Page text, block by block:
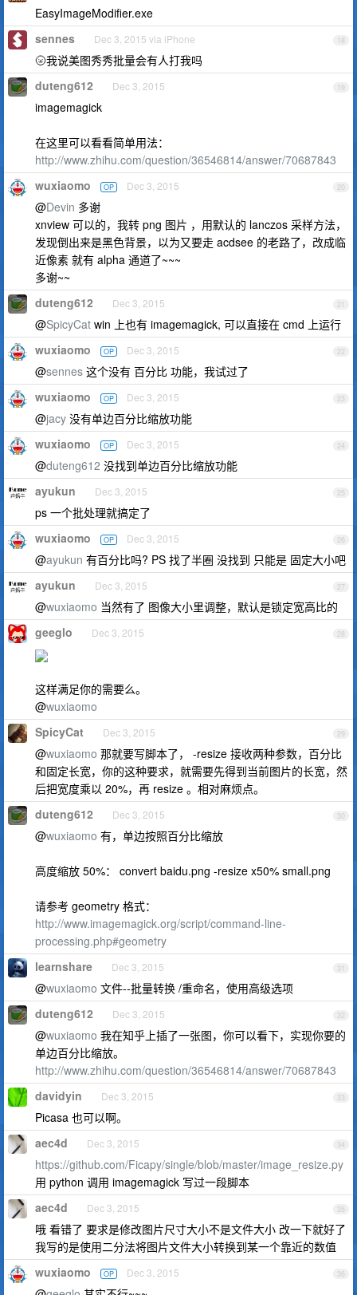
EasyImageModifier.exe
18
sennes Dec 3, 2015 via iPhone
🌝我说美图秀秀批量会有人打我吗
19
duteng612 Dec 3, 2015
imagemagick
在这里可以看看简单用法：
http://www.zhihu.com/question/36546814/answer/70687843
20
wuxiaomo OP Dec 3, 2015
@Devin 多谢
xnview 可以的，我转 png 图片 ，用默认的 lanczos 采样方法，
发现倒出来是黑色背景，以为又要走 acdsee 的老路了，改成临
近像素 就有 alpha 通道了~~~
多谢~~
21
duteng612 Dec 3, 2015
@SpicyCat win 上也有 imagemagick, 可以直接在 cmd 上运行
22
wuxiaomo OP Dec 3, 2015
@sennes 这个没有 百分比 功能，我试过了
23
wuxiaomo OP Dec 3, 2015
@jacy 没有单边百分比缩放功能
24
wuxiaomo OP Dec 3, 2015
@duteng612 没找到单边百分比缩放功能
25
ayukun Dec 3, 2015
ps 一个批处理就搞定了
26
wuxiaomo OP Dec 3, 2015
@ayukun 有百分比吗? PS 找了半圈 没找到 只能是 固定大小吧
27
ayukun Dec 3, 2015
@wuxiaomo 当然有了 图像大小里调整，默认是锁定宽高比的
28
geeglo Dec 3, 2015
这样满足你的需要么。
@wuxiaomo
29
SpicyCat Dec 3, 2015
@wuxiaomo 那就要写脚本了， -resize 接收两种参数，百分比
和固定长宽，你的这种要求，就需要先得到当前图片的长宽，然
后把宽度乘以 20%，再 resize 。相对麻烦点。
30
duteng612 Dec 3, 2015
@wuxiaomo 有，单边按照百分比缩放
高度缩放 50%： convert baidu.png -resize x50% small.png
请参考 geometry 格式：
http://www.imagemagick.org/script/command-line-
processing.php#geometry
31
learnshare Dec 3, 2015
@wuxiaomo 文件--批量转换 /重命名，使用高级选项
32
duteng612 Dec 3, 2015
@wuxiaomo 我在知乎上插了一张图，你可以看下，实现你要的
单边百分比缩放。
http://www.zhihu.com/question/36546814/answer/70687843
33
davidyin Dec 3, 2015
Picasa 也可以啊。
34
aec4d Dec 3, 2015
https://github.com/Ficapy/single/blob/master/image_resize.py
用 python 调用 imagemagick 写过一段脚本
35
aec4d Dec 3, 2015
哦 看错了 要求是修改图片尺寸大小不是文件大小 改一下就好了
我写的是使用二分法将图片文件大小转换到某一个靠近的数值
36
wuxiaomo OP Dec 3, 2015